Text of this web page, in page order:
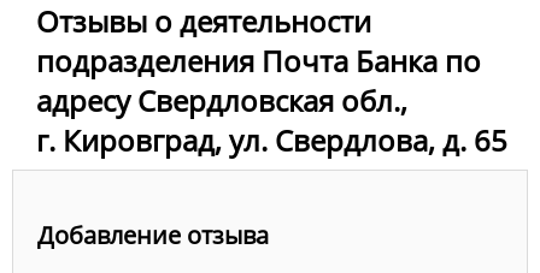
Отзывы о деятельности
подразделения Почта Банка по
адресу Свердловская обл.,
г. Кировград, ул. Свердлова, д. 65
Добавление отзыва